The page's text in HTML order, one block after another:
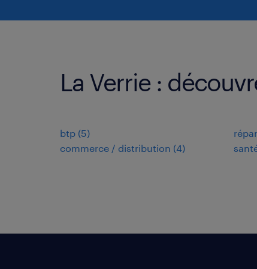
La Verrie :
btp (5)
commerce / distribution (4)